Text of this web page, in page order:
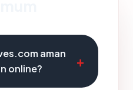
aman
online?